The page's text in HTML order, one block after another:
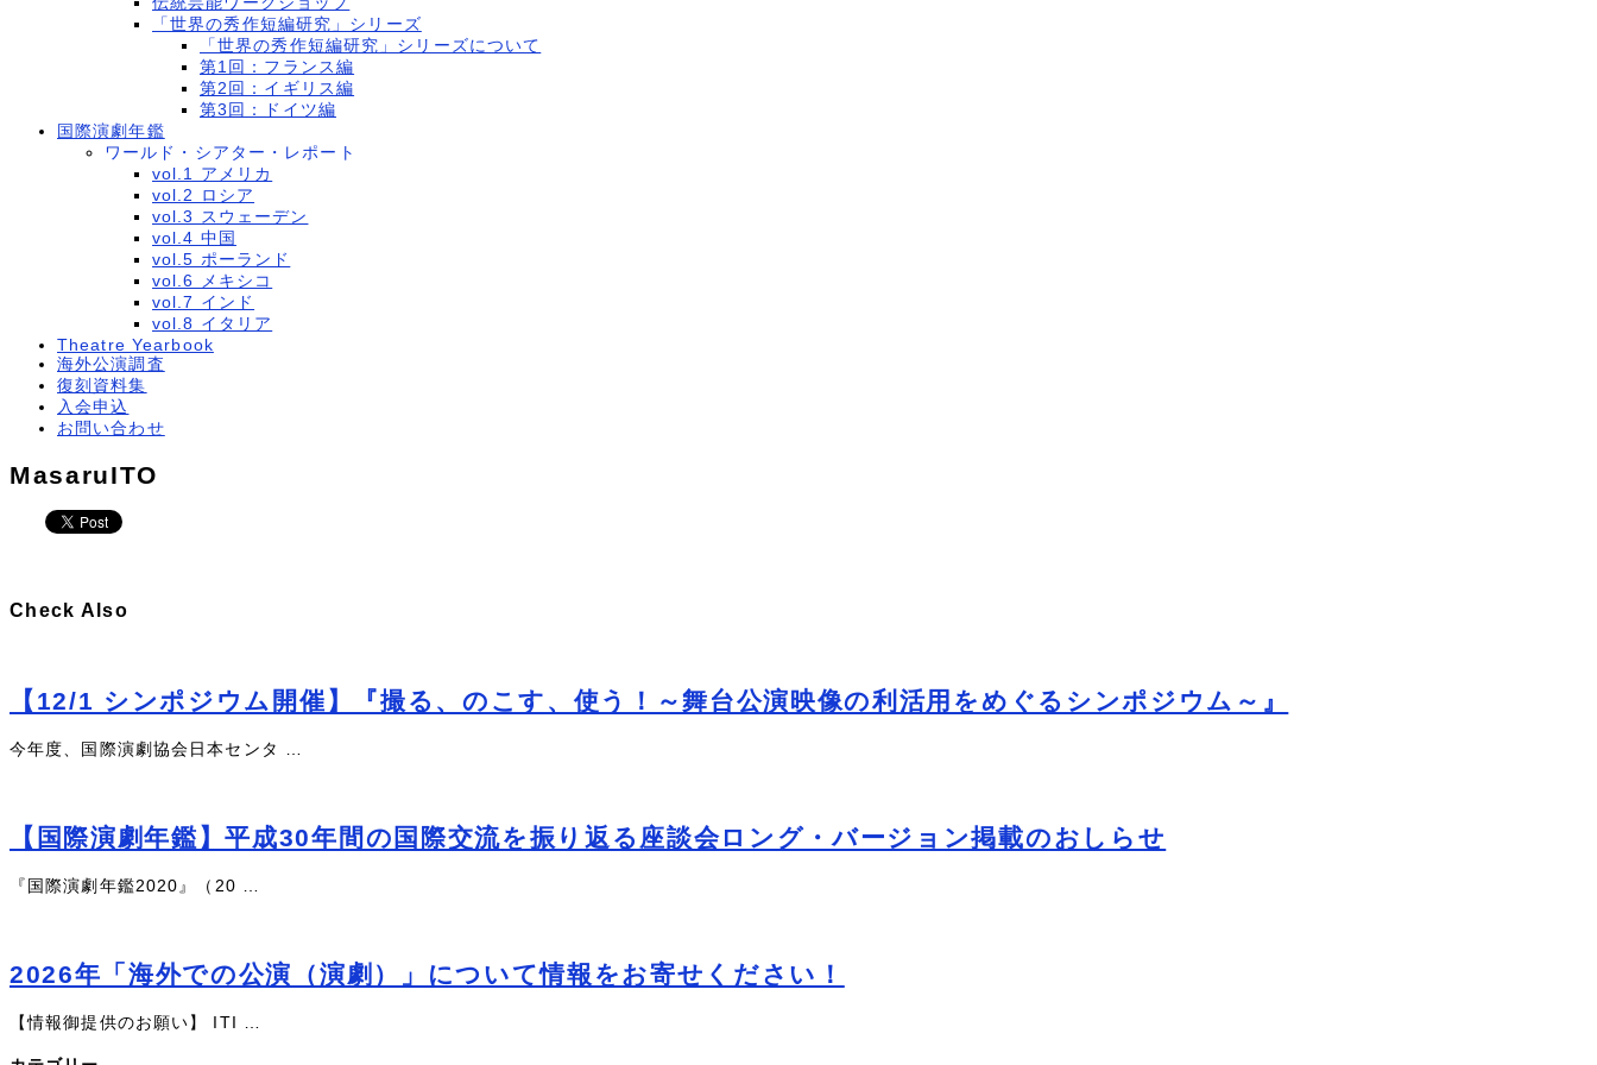
「世界の秀作短編研究」シリーズ
「世界の秀作短編研究」シリーズについて
第1回：フランス編
第2回：イギリス編
第3回：ドイツ編
国際演劇年鑑
ワールド・シアター・レポート
vol.1 アメリカ
vol.2 ロシア
vol.3 スウェーデン
vol.4 中国
vol.5 ポーランド
vol.6 メキシコ
vol.7 インド
vol.8 イタリア
Theatre Yearbook
海外公演調査
復刻資料集
入会申込
お問い合わせ
MasaruITO
Check Also
【12/1 シンポジウム開催】『撮る、のこす、使う！～舞台公演映像の利活用をめぐるシンポジウム～』
今年度、国際演劇協会日本センタ …
【国際演劇年鑑】平成30年間の国際交流を振り返る座談会ロング・バージョン掲載のおしらせ
『国際演劇年鑑2020』（20 …
2026年「海外での公演（演劇）」について情報をお寄せください！
【情報御提供のお願い】 ITI …